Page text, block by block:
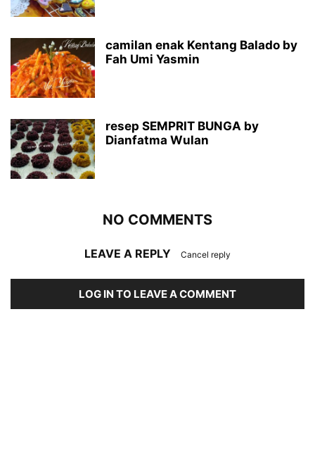
camilan enak Kentang Balado by
Fah Umi Yasmin
resep SEMPRIT BUNGA by
Dianfatma Wulan
NO COMMENTS
LEAVE A REPLY Cancel reply
LOG IN TO LEAVE A COMMENT